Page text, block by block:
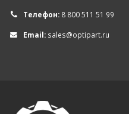
Телефон: 8 800 511 51 99
Email: sales@optipart.ru